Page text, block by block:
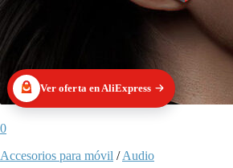
Ver oferta en AliExpress
0
Accesorios para móvil /Audio